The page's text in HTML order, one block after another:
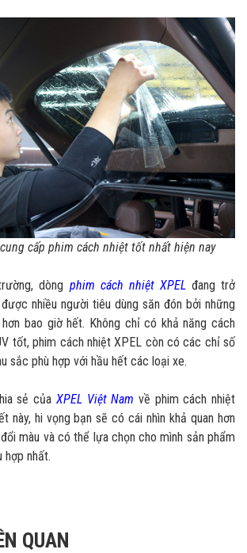
cấp phim cách nhiệt tốt nhất hiện nay
dòng phim cách nhiệt XPEL đang trở
nhiều người tiêu dùng săn đón bởi những
bao giờ hết. Không chỉ có khả năng cách
tốt, phim cách nhiệt XPEL còn có các chỉ số
sắc phù hợp với hầu hết các loại xe.
sẻ của XPEL Việt Nam về phim cách nhiệt
này, hi vọng bạn sẽ có cái nhìn khả quan hơn
màu và có thể lựa chọn cho mình sản phẩm
hợp nhất.
QUAN